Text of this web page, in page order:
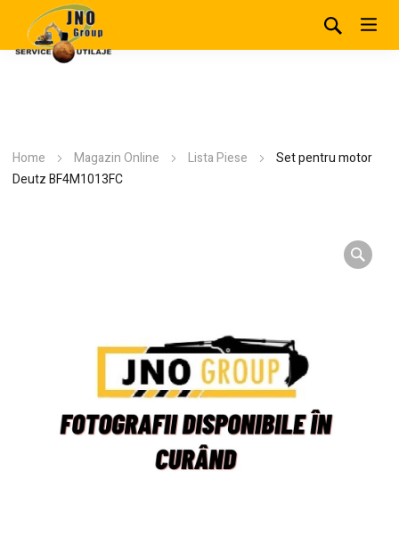
Home Magazin Online Lista Piese
Set pentru motor
Deutz BF4M1013FC